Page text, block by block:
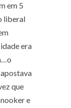
em 5
liberal
era
que
e